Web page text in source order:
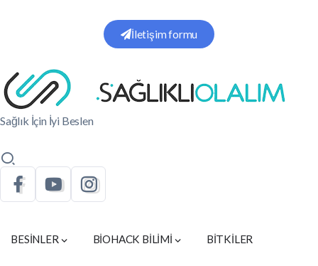
İletişim formu
Sağlık İçin İyi Beslen
BESİNLER BİOHACK BİLİMİ BİTKİLER